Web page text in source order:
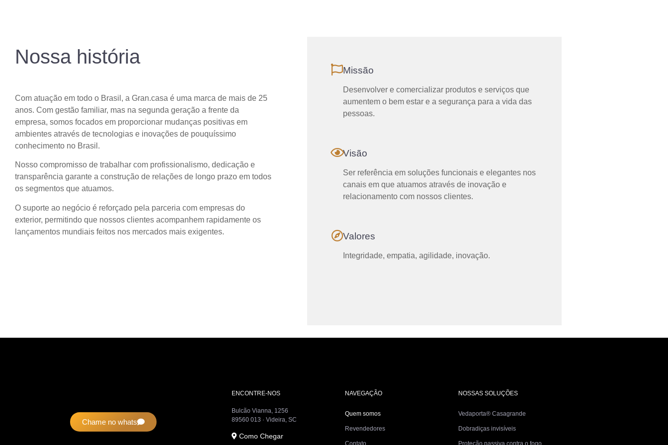
Nossa história
Com atuação em todo o Brasil, a Gran.casa é uma marca de mais de 25
anos. Com gestão familiar, mas na segunda geração a frente da
empresa, somos focados em proporcionar mudanças positivas em
ambientes através de tecnologias e inovações de pouquíssimo
conhecimento no Brasil.
Nosso compromisso de trabalhar com profissionalismo, dedicação e
transparência garante a construção de relações de longo prazo em todos
os segmentos que atuamos.
O suporte ao negócio é reforçado pela parceria com empresas do
exterior, permitindo que nossos clientes acompanhem rapidamente os
lançamentos mundiais feitos nos mercados mais exigentes.
Missão
Desenvolver e comercializar produtos e serviços que
aumentem o bem estar e a segurança para a vida das
pessoas.
Visão
Ser referência em soluções funcionais e elegantes nos
canais em que atuamos através de inovação e
relacionamento com nossos clientes.
Valores
Integridade, empatia, agilidade, inovação.
Chame no whats
ENCONTRE-NOS
Bulcão Vianna, 1256
89560 013 · Videira, SC
Como Chegar
NAVEGAÇÃO
Quem somos
Revendedores
Contato
NOSSAS SOLUÇÕES
Vedaporta® Casagrande
Dobradiças invisíveis
Proteção passiva contra o fogo